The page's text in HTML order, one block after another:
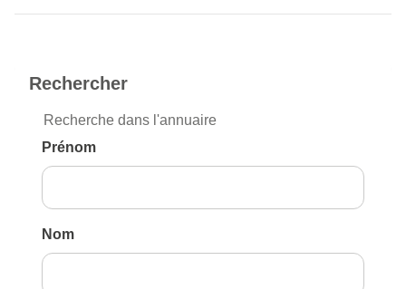
Rechercher
Recherche dans l'annuaire
Prénom
Nom